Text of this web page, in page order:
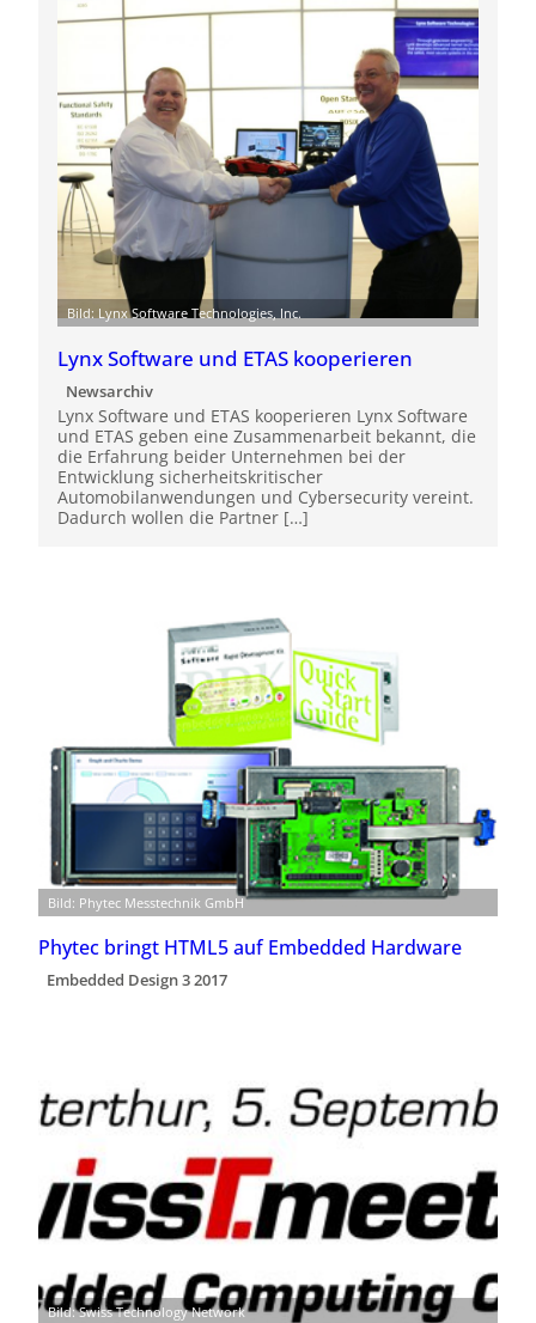
Bild: Lynx Software Technologies, Inc.
Lynx Software und ETAS kooperieren
Newsarchiv
Lynx Software und ETAS kooperieren Lynx Software
und ETAS geben eine Zusammenarbeit bekannt, die
die Erfahrung beider Unternehmen bei der
Entwicklung sicherheitskritischer
Automobilanwendungen und Cybersecurity vereint.
Dadurch wollen die Partner […]
Bild: Phytec Messtechnik GmbH
Phytec bringt HTML5 auf Embedded Hardware
Embedded Design 3 2017
Bild: Swiss Technology Network